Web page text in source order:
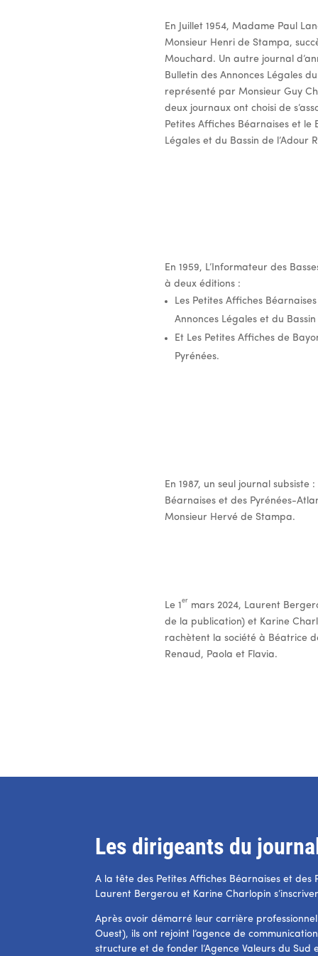
En Juillet 1954, Madame Paul
Monsieur Henri de Stampa,
Mouchard. Un autre journal
Bulletin des Annonces Légales
représenté par Monsieur Guy
deux journaux ont choisi de
Petites Affiches Béarnaises et le
Légales et du Bassin de l’Adour
En 1959, L’Informateur des
à deux éditions :
Les Petites Affiches
Annonces Légales et du Bassin
Et Les Petites Affiches de
Pyrénées.
En 1987, un seul journal subsiste
Béarnaises et des Pyrénées-
Monsieur Hervé de Stampa.
Le 1er mars 2024, Laurent
de la publication) et Karine
rachètent la société à Béatrice
Renaud, Paola et Flavia.
Les dirigeants du
A la tête des Petites Affiches Béarnaises et des
Laurent Bergerou et Karine Charlopin
Après avoir démarré leur carrière
Ouest), ils ont rejoint l’agence de
structure et de fonder l’Agence Valeurs du Sud